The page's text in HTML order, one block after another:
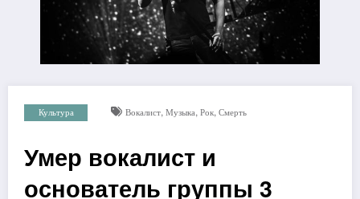
Культура Вокалист, Музыка, Рок, Смерть
Умер вокалист и
основатель группы 3